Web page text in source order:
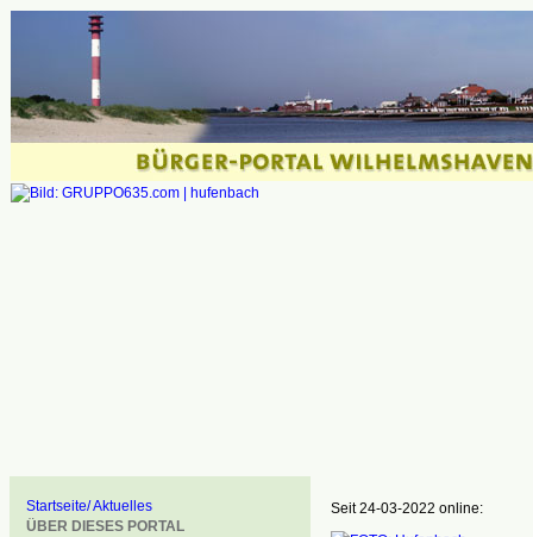
Startseite/ Aktuelles
ÜBER DIESES PORTAL
Seit 24-03-2022 online: